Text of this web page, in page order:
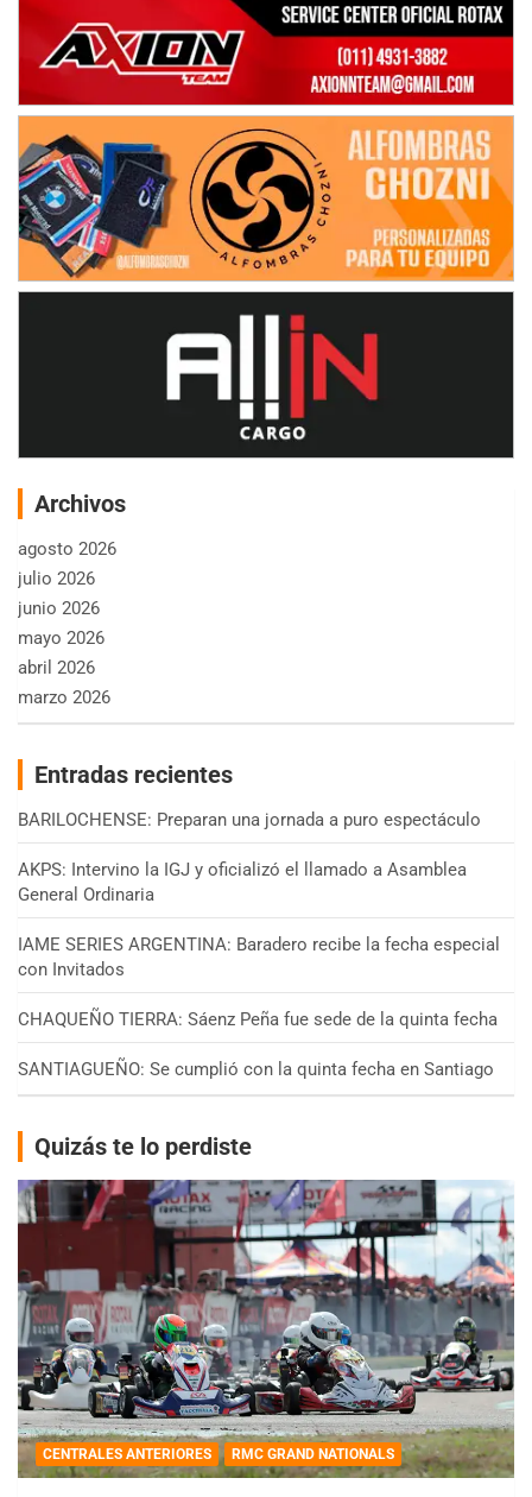
Archivos
agosto 2026
julio 2026
junio 2026
mayo 2026
abril 2026
marzo 2026
Entradas recientes
BARILOCHENSE: Preparan una jornada a puro espectáculo
AKPS: Intervino la IGJ y oficializó el llamado a Asamblea
General Ordinaria
IAME SERIES ARGENTINA: Baradero recibe la fecha especial
con Invitados
CHAQUEÑO TIERRA: Sáenz Peña fue sede de la quinta fecha
SANTIAGUEÑO: Se cumplió con la quinta fecha en Santiago
Quizás te lo perdiste
CENTRALES ANTERIORES RMC GRAND NATIONALS